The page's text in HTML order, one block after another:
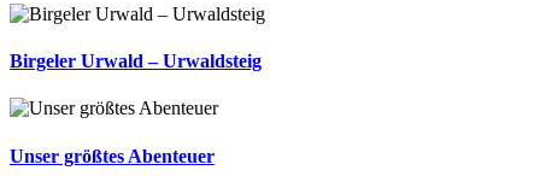
Birgeler Urwald – Urwaldsteig
Unser größtes Abenteuer